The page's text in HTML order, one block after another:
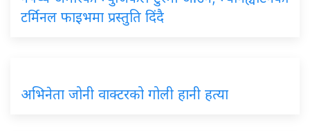
टर्मिनल फाइभमा प्रस्तुति दिंदै
अभिनेता जोनी वाक्टरको गोली हानी हत्या